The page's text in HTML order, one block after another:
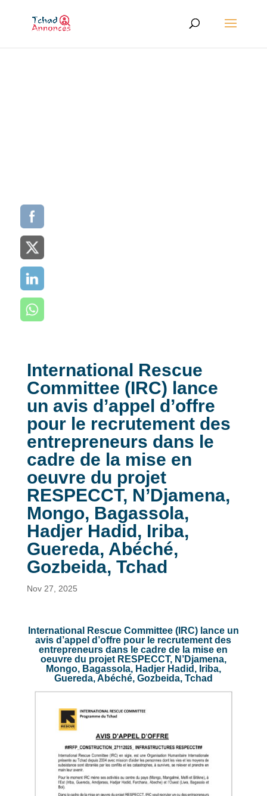
International Rescue
Committee (IRC) lance
un avis d’appel d’offre
pour le recrutement des
entrepreneurs dans le
cadre de la mise en
oeuvre du projet
RESPECCT, N’Djamena,
Mongo, Bagassola,
Hadjer Hadid, Iriba,
Guereda, Abéché,
Gozbeida, Tchad
Nov 27, 2025
International Rescue Committee (IRC) lance un
avis d’appel d’offre pour le recrutement des
entrepreneurs dans le cadre de la mise en
oeuvre du projet RESPECCT, N’Djamena,
Mongo, Bagassola, Hadjer Hadid, Iriba,
Guereda, Abéché, Gozbeida, Tchad